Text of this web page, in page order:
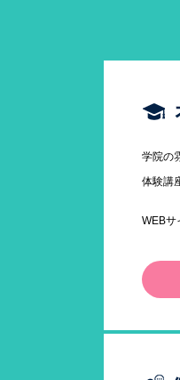
学院の
体験講
WEBサ